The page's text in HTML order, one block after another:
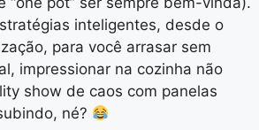
inteligentes, desde o
para você arrasar sem
impressionar na cozinha não
show de caos com panelas
né?